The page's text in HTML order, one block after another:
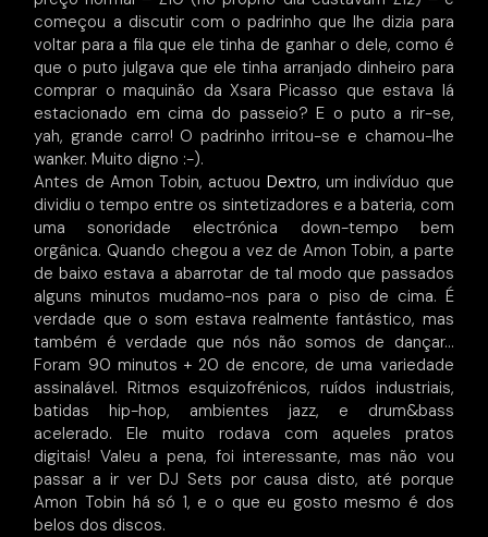
começou a discutir com o padrinho que lhe dizia para
voltar para a fila que ele tinha de ganhar o dele, como é
que o puto julgava que ele tinha arranjado dinheiro para
comprar o maquinão da Xsara Picasso que estava lá
estacionado em cima do passeio? E o puto a rir-se,
yah, grande carro! O padrinho irritou-se e chamou-lhe
wanker. Muito digno :-).
Antes de Amon Tobin, actuou Dextro, um indivíduo que
dividiu o tempo entre os sintetizadores e a bateria, com
uma sonoridade electrónica down-tempo bem
orgânica. Quando chegou a vez de Amon Tobin, a parte
de baixo estava a abarrotar de tal modo que passados
alguns minutos mudamo-nos para o piso de cima. É
verdade que o som estava realmente fantástico, mas
também é verdade que nós não somos de dançar…
Foram 90 minutos + 20 de encore, de uma variedade
assinalável. Ritmos esquizofrénicos, ruídos industriais,
batidas hip-hop, ambientes jazz, e drum&bass
acelerado. Ele muito rodava com aqueles pratos
digitais! Valeu a pena, foi interessante, mas não vou
passar a ir ver DJ Sets por causa disto, até porque
Amon Tobin há só 1, e o que eu gosto mesmo é dos
belos dos discos.